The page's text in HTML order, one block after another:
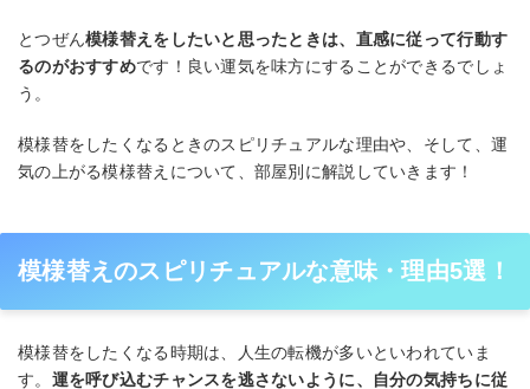
とつぜん模様替えをしたいと思ったときは、直感に従って行動す
るのがおすすめです！良い運気を味方にすることができるでしょ
う。
模様替をしたくなるときのスピリチュアルな理由や、そして、運
気の上がる模様替えについて、部屋別に解説していきます！
模様替えのスピリチュアルな意味・理由5選！
模様替をしたくなる時期は、人生の転機が多いといわれていま
す。 運を呼び込むチャンスを逃さないように、自分の気持ちに従